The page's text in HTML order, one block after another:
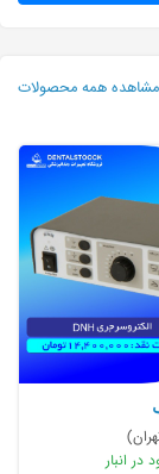
مشاهده همه محصولات
در انبار